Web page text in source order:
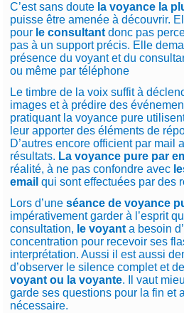
C’est sans doute la voyance la
puisse être amenée à découvrir.
pour le consultant donc pas
pas à un support précis. Elle
présence du voyant et du
ou même par téléphone
Le timbre de la voix suffit à
images et à prédire des
pratiquant la voyance pure
leur apporter des éléments de
D’autres encore officient par mail
résultats. La voyance pure par
réalité, à ne pas confondre avec
email qui sont effectuées par des
Lors d’uneséance de voyance
impérativement garder à l’esprit
consultation, le voyanta besoin
concentration pour recevoir ses
interprétation. Aussi il est aussi
d’observer le silence complet et
voyant ou la voyante. Il vaut
garde ses questions pour la fin et
nécessaire.